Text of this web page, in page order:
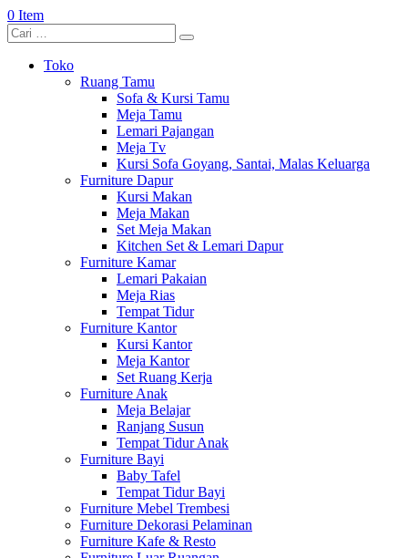
0 Item
Toko
Ruang Tamu
Sofa & Kursi Tamu
Meja Tamu
Lemari Pajangan
Meja Tv
Kursi Sofa Goyang, Santai, Malas Keluarga
Furniture Dapur
Kursi Makan
Meja Makan
Set Meja Makan
Kitchen Set & Lemari Dapur
Furniture Kamar
Lemari Pakaian
Meja Rias
Tempat Tidur
Furniture Kantor
Kursi Kantor
Meja Kantor
Set Ruang Kerja
Furniture Anak
Meja Belajar
Ranjang Susun
Tempat Tidur Anak
Furniture Bayi
Baby Tafel
Tempat Tidur Bayi
Furniture Mebel Trembesi
Furniture Dekorasi Pelaminan
Furniture Kafe & Resto